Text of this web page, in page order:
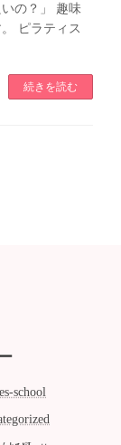
の？」 趣味
ピラティス
続きを読む
school